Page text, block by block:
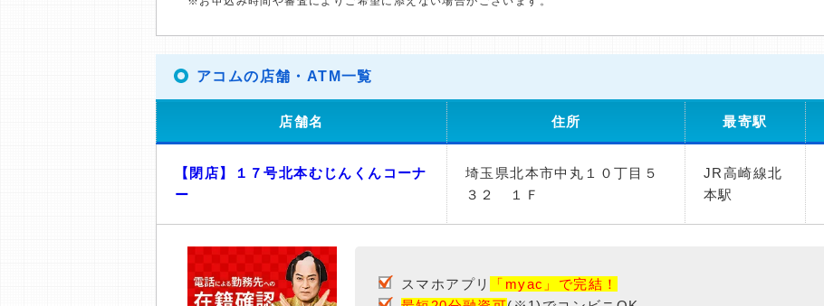
アコムの店舗・ATM一覧
店舗名 住所 最寄駅
【閉店】１７号北本むじんくんコーナ
ー
埼玉県北本市中丸１０丁目５
３２ １Ｆ
JR高崎線北
本駅
スマホアプリ
「myac」で完結！